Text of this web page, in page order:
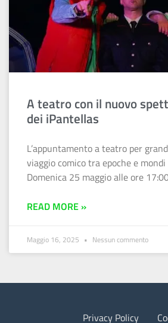
A teatro con il nuovo
dei iPantellas
L’appuntamento a teatro per
viaggio comico tra epoche e
Domenica 25 maggio alle ore
READ MORE »
Maggio 16, 2025 Nessun commento
Privacy Policy